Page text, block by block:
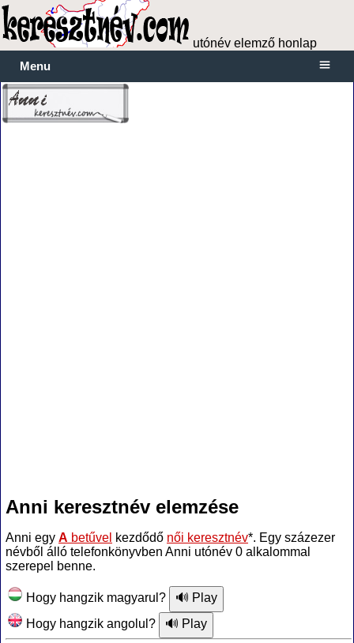
utónév elemző honlap
Menu
Anni keresztnév elemzése
Anni egy A betűvel kezdődő női keresztnév*. Egy százezer
névből álló telefonkönyvben Anni utónév 0 alkalommal
szerepel benne.
Hogy hangzik magyarul?
Hogy hangzik angolul?